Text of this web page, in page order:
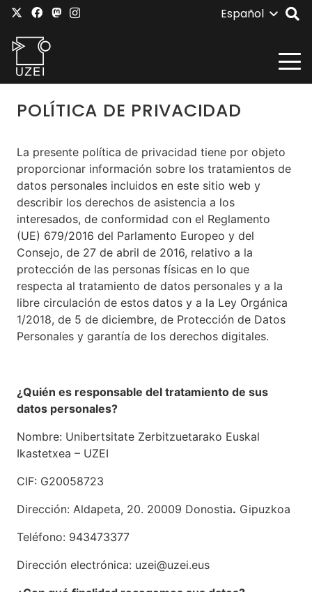
Español
POLÍTICA DE PRIVACIDAD
La presente política de privacidad tiene por objeto
proporcionar información sobre los tratamientos de
datos personales incluidos en este sitio web y
describir los derechos de asistencia a los
interesados, de conformidad con el Reglamento
(UE) 679/2016 del Parlamento Europeo y del
Consejo, de 27 de abril de 2016, relativo a la
protección de las personas físicas en lo que
respecta al tratamiento de datos personales y a la
libre circulación de estos datos y a la Ley Orgánica
1/2018, de 5 de diciembre, de Protección de Datos
Personales y garantía de los derechos digitales.
¿Quién es responsable del tratamiento de sus
datos personales?
Nombre: Unibertsitate Zerbitzuetarako Euskal
Ikastetxea – UZEI
CIF: G20058723
Dirección: Aldapeta, 20. 20009 Donostia. Gipuzkoa
Teléfono: 943473377
Dirección electrónica: uzei@uzei.eus